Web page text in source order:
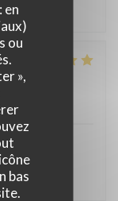
en
ou
»,
bas
/ Prix
très bonne